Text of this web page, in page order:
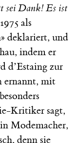
sei Dank! Es ist
als
deklariert, und
indem er
d’Estaing zur
ernannt, mit
Kritiker sagt,
Modemacher,
denn sie